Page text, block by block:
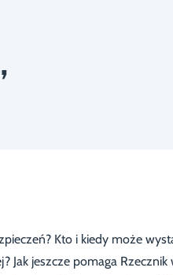
Kto i kiedy może
Jak jeszcze pomaga